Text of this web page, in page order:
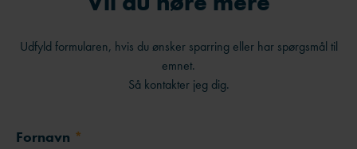
Udfyld formularen, hvis du ønsker sparring eller har spørgsmål til
emnet.
Så kontakter jeg dig.
Fornavn *